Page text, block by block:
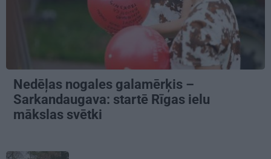
Nedēļas nogales galamērķis –
Sarkandaugava: startē Rīgas ielu
mākslas svētki